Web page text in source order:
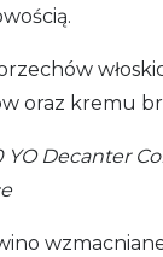
oraz kremu
YO Decanter